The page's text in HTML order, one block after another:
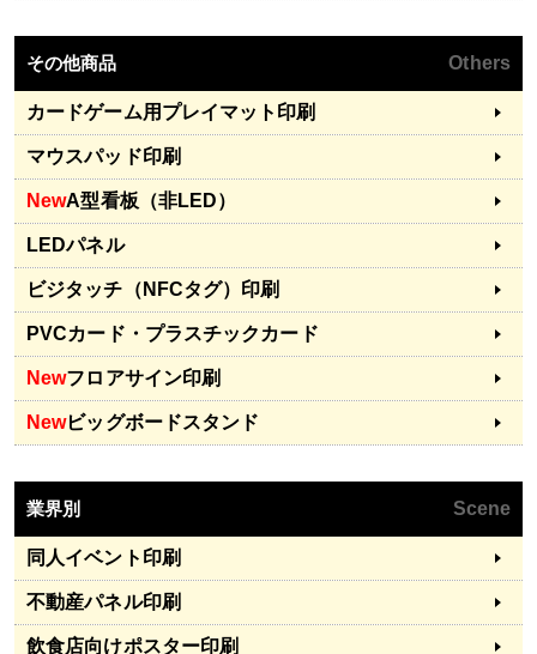
その他商品 Others
カードゲーム用プレイマット印刷
マウスパッド印刷
NewA型看板（非LED）
LEDパネル
ビジタッチ（NFCタグ）印刷
PVCカード・プラスチックカード
Newフロアサイン印刷
Newビッグボードスタンド
業界別 Scene
同人イベント印刷
不動産パネル印刷
飲食店向けポスター印刷